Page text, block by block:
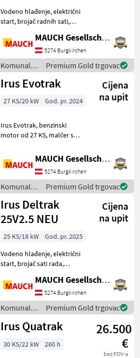
Vodeno hlađenje, električni
start, brojač radnih sati,
Kubota 3-cilindrični dizel
motor visokog okretnog
momenta Reverzibilni
ventilator
MAUCH Gesellschaft m.b.H. & Co.KG
5274 Burgkirchen
Komunalna
oprema i
vozila / Irus
Premium Gold trgovac
Irus Evotrak
Cijena
na upit
27 KS/20 kW God. pr. 2024
Irus Evotrak, benzinski
motor od 27 KS, malčer s
Vrsta čekića: Tarup čekići,
Hlađenje ulja Komunalna
oprema i vozila Kosilice za
nagibe
MAUCH Gesellschaft m.b.H. & Co.KG
5274 Burgkirchen
Komunalna
oprema i
vozila / Irus
Premium Gold trgovac
Irus Deltrak
25V2.5 NEU
Cijena
na upit
25 KS/18 kW
God. pr. 2025
Vodeno hlađenje, električni
start, brojač sati rada,
Kubota 3-cilindrični dizelski
motor visokog okretnog
momenta Reverzibilni
ventilator z
MAUCH Gesellschaft m.b.H. & Co.KG
5274 Burgkirchen
Komunalna
oprema i
vozila / Irus
Premium Gold trgovac
Irus Quatrak
26.500
€
bez PDV-a
30 KS/22 kW 260 h